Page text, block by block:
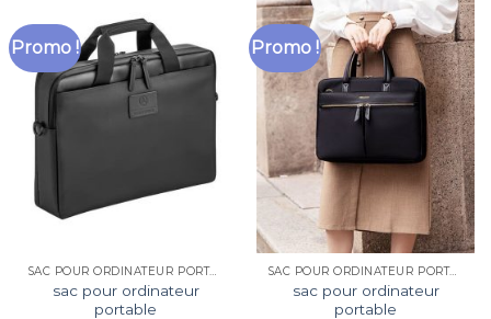
Promo !
SAC POUR ORDINATEUR PORTABLE
sac pour ordinateur
portable
Promo !
SAC POUR ORDINATEUR PORTABLE
sac pour ordinateur
portable